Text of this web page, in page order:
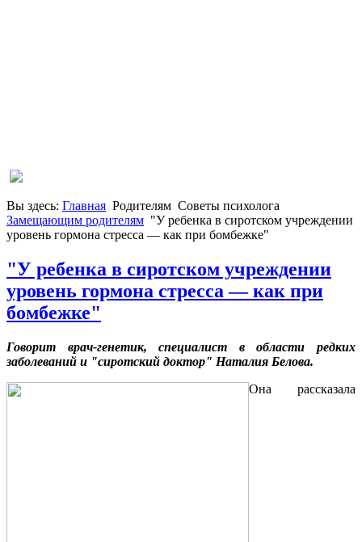
Вы здесь: Главная Родителям Советы психолога
Замещающим родителям "У ребенка в сиротском учреждении
уровень гормона стресса — как при бомбежке"
"У ребенка в сиротском учреждении
уровень гормона стресса — как при
бомбежке"
Говорит врач-генетик, специалист в области редких
заболеваний и "сиротский доктор" Наталия Белова.
Она рассказала